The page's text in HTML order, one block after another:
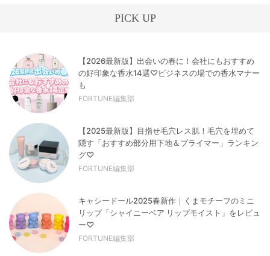
PICK UP
【2026最新版】出会いの春に！会社にもおすすめ
の好印象な香水14選♡ビジネスの場での香水マナー
も
FORTUNE編集部
【2025最新版】目指せ毛穴レス肌！毛穴を埋めて
隠す「おすすめ部分用下地＆プライマー」ランキン
グ♡
FORTUNE編集部
キャシードール2025春新作｜くまモチーフのミニ
リップ「シャイニーベア リップモイスト」をレビュ
ー♡
FORTUNE編集部